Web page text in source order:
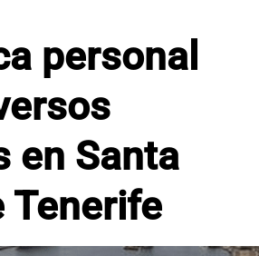
personal
en Santa
Tenerife